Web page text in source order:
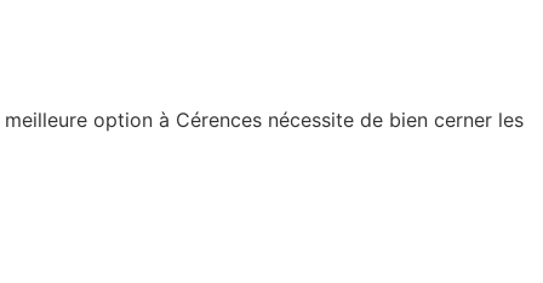
option à Cérences nécessite de bien cerner les